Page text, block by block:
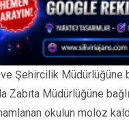
Şehircilik Müdürlüğüne
Zabıta Müdürlüğüne
okulun moloz